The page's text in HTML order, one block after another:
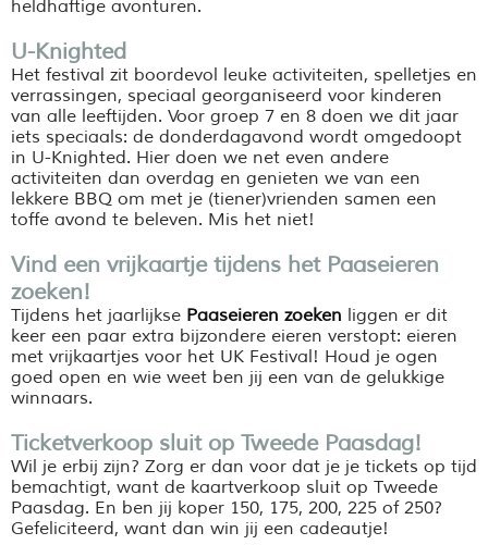
heldhaftige avonturen.
U-Knighted
Het festival zit boordevol leuke activiteiten, spelletjes en
verrassingen, speciaal georganiseerd voor kinderen
van alle leeftijden. Voor groep 7 en 8 doen we dit jaar
iets speciaals: de donderdagavond wordt omgedoopt
in U-Knighted. Hier doen we net even andere
activiteiten dan overdag en genieten we van een
lekkere BBQ om met je (tiener)vrienden samen een
toffe avond te beleven. Mis het niet!
Vind een vrijkaartje tijdens het Paaseieren
zoeken!
Tijdens het jaarlijkse Paaseieren zoeken liggen er dit
keer een paar extra bijzondere eieren verstopt: eieren
met vrijkaartjes voor het UK Festival! Houd je ogen
goed open en wie weet ben jij een van de gelukkige
winnaars.
Ticketverkoop sluit op Tweede Paasdag!
Wil je erbij zijn? Zorg er dan voor dat je je tickets op tijd
bemachtigt, want de kaartverkoop sluit op Tweede
Paasdag. En ben jij koper 150, 175, 200, 225 of 250?
Gefeliciteerd, want dan win jij een cadeautje!